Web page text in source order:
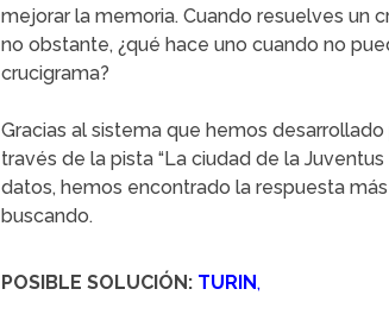
mejorar la memoria. Cuando resuelves un
no obstante, ¿qué hace uno cuando no
crucigrama?
Gracias al sistema que hemos
través de la pista “La ciudad de la
datos, hemos encontrado la respuesta
buscando.
POSIBLE SOLUCIÓN: TURIN,